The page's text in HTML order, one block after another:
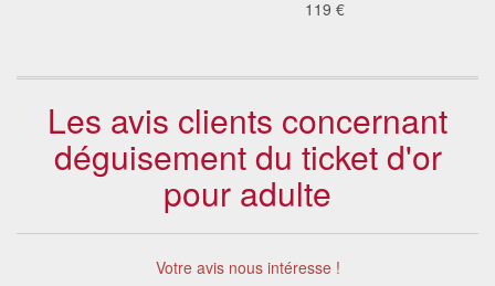
119 €
Les avis clients concernant
déguisement du ticket d'or
pour adulte
Votre avis nous intéresse !